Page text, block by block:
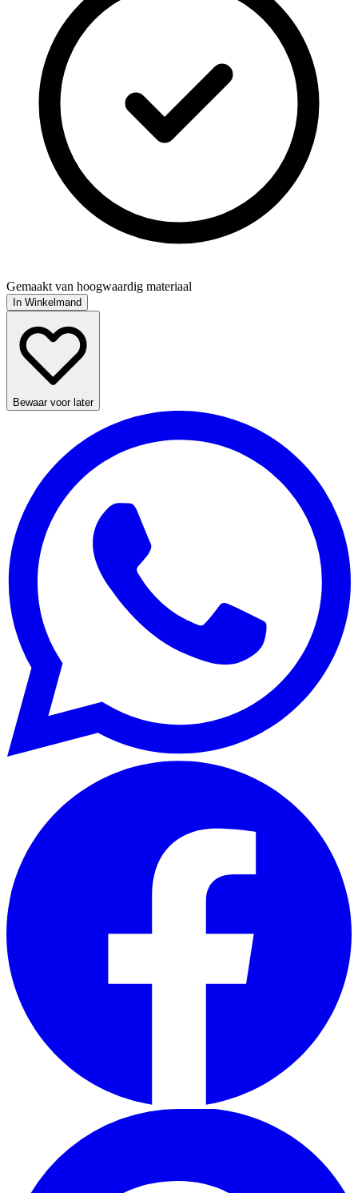
Gemaakt van hoogwaardig materiaal
In Winkelmand
Bewaar voor later